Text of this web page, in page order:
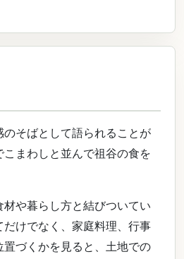
そばとして語られることが
まわしと並んで祖谷の食を
や暮らし方と結びついてい
だけでなく、家庭料理、行事
づくかを見ると、土地での